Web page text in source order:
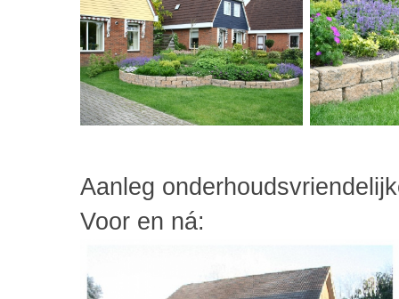
Aanleg
Voor en ná: